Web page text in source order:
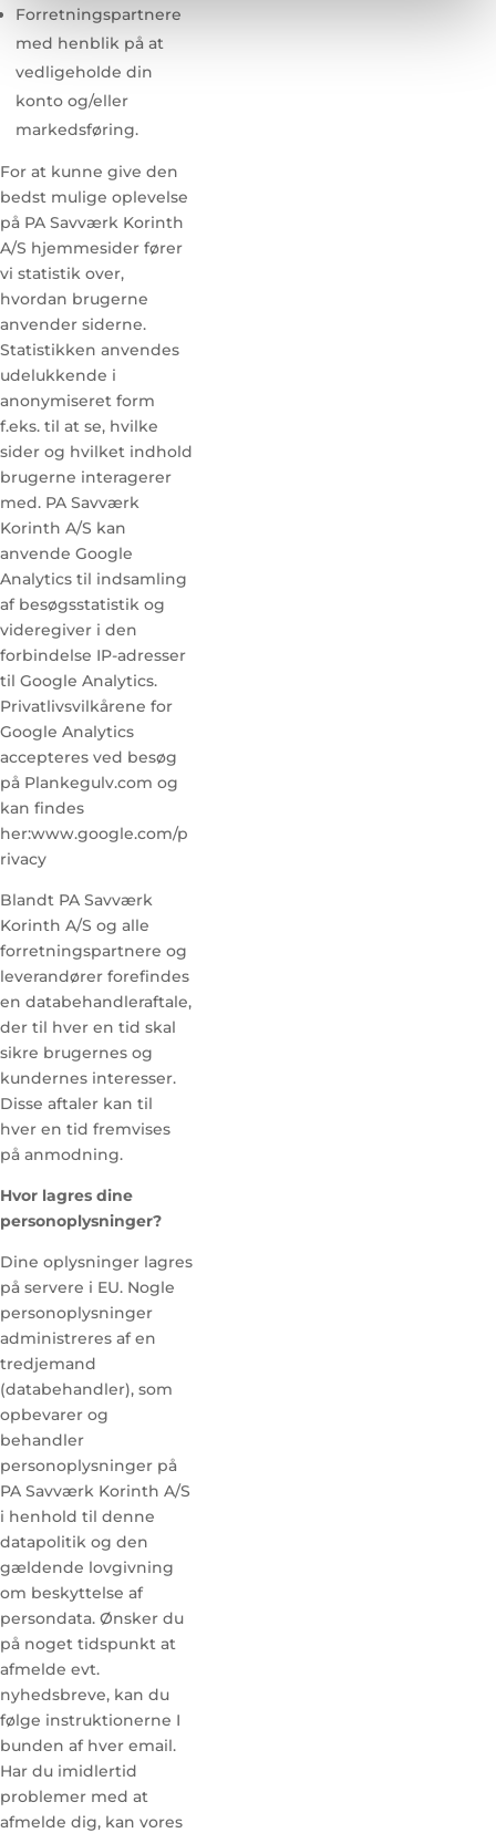
Forretningspartnere
med henblik på at
vedligeholde din
konto og/eller
markedsføring.
For at kunne give den
bedst mulige oplevelse
på PA Savværk Korinth
A/S hjemmesider fører
vi statistik over,
hvordan brugerne
anvender siderne.
Statistikken anvendes
udelukkende i
anonymiseret form
f.eks. til at se, hvilke
sider og hvilket indhold
brugerne interagerer
med. PA Savværk
Korinth A/S kan
anvende Google
Analytics til indsamling
af besøgsstatistik og
videregiver i den
forbindelse IP-adresser
til Google Analytics.
Privatlivsvilkårene for
Google Analytics
accepteres ved besøg
på Plankegulv.com og
kan findes
her:www.google.com/p
rivacy
Blandt PA Savværk
Korinth A/S og alle
forretningspartnere og
leverandører forefindes
en databehandleraftale,
der til hver en tid skal
sikre brugernes og
kundernes interesser.
Disse aftaler kan til
hver en tid fremvises
på anmodning.
Hvor lagres dine
personoplysninger?
Dine oplysninger lagres
på servere i EU. Nogle
personoplysninger
administreres af en
tredjemand
(databehandler), som
opbevarer og
behandler
personoplysninger på
PA Savværk Korinth A/S
i henhold til denne
datapolitik og den
gældende lovgivning
om beskyttelse af
persondata. Ønsker du
på noget tidspunkt at
afmelde evt.
nyhedsbreve, kan du
følge instruktionerne I
bunden af hver email.
Har du imidlertid
problemer med at
afmelde dig, kan vores